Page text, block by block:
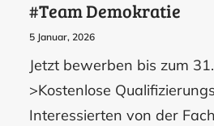
#Team Demokratie
5 Januar, 2026
Jetzt bewerben bis zum
>Kostenlose
Interessierten von der